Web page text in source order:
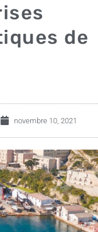
de
novembre 10, 2021